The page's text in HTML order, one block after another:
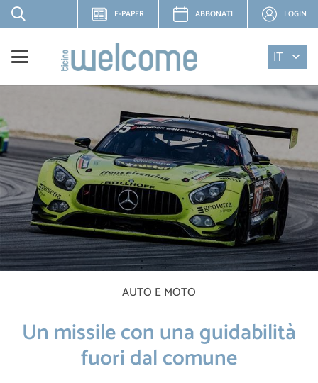
E-PAPER ABBONATI LOGIN
IT
AUTO E MOTO
Un missile con una guidabilità
fuori dal comune